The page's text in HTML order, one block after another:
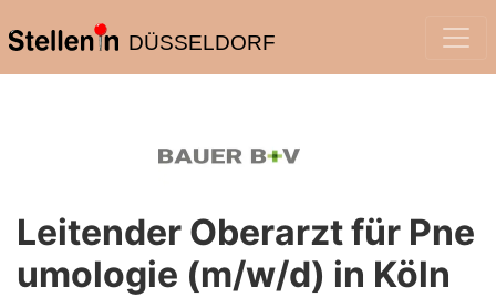
DÜSSELDORF
Leitender Oberarzt für Pne
umologie (m/w/d) in Köln